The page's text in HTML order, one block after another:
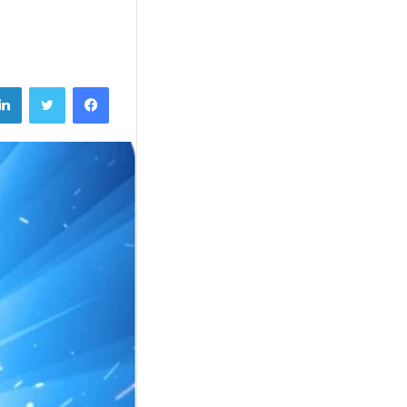
فيسبوك تويتر